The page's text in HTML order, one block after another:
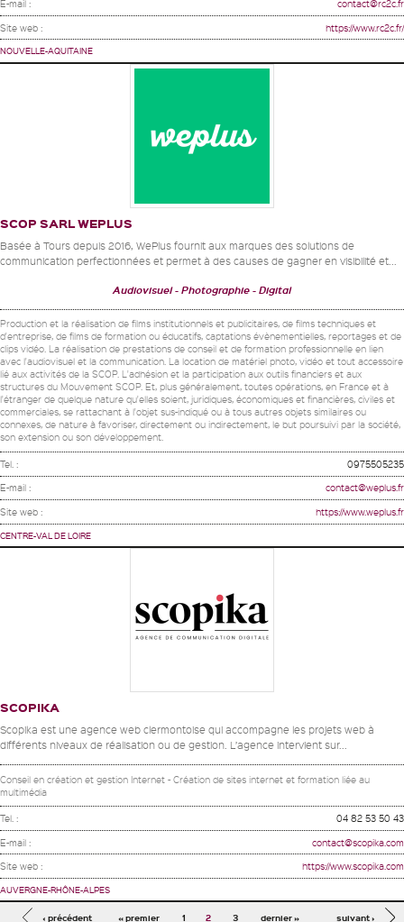
E-mail : contact@rc2c.fr
Site web : https://www.rc2c.fr/
NOUVELLE-AQUITAINE
SCOP SARL WEPLUS
Basée à Tours depuis 2016, WePlus fournit aux marques des solutions de
communication perfectionnées et permet à des causes de gagner en visibilité et...
Audiovisuel Photographie Digital
Production et la réalisation de films institutionnels et publicitaires, de films techniques et
d'entreprise, de films de formation ou éducatifs, captations évènementielles, reportages et de
clips vidéo. La réalisation de prestations de conseil et de formation professionnelle en lien
avec l'audiovisuel et la communication. La location de matériel photo, vidéo et tout accessoire
lié aux activités de la SCOP. L'adhésion et la participation aux outils financiers et aux
structures du Mouvement SCOP. Et, plus généralement, toutes opérations, en France et à
l'étranger de quelque nature qu'elles soient, juridiques, économiques et financières, civiles et
commerciales, se rattachant à l'objet sus-indiqué ou à tous autres objets similaires ou
connexes, de nature à favoriser, directement ou indirectement, le but poursuivi par la société,
son extension ou son développement.
Tel. : 0975505235
E-mail : contact@weplus.fr
Site web : https://www.weplus.fr
CENTRE-VAL DE LOIRE
SCOPIKA
Scopika est une agence web clermontoise qui accompagne les projets web à
différents niveaux de réalisation ou de gestion. L’agence intervient sur...
Conseil en création et gestion Internet - Création de sites internet et formation liée au
multimédia
Tel. : 04 82 53 50 43
E-mail : contact@scopika.com
Site web : https://www.scopika.com
AUVERGNE-RHÔNE-ALPES
Pages
« premier
‹ précédent 1 2 3 suivant ›
dernier »